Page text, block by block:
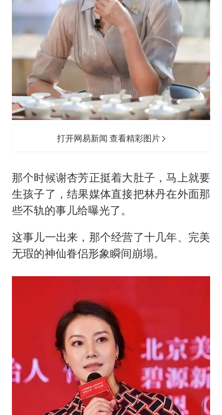
打开网易新闻 查看精彩图片
那个时候谢杏芳正挺着大肚子，马上就要
生孩子了，结果媒体直接把林丹在外面那
些不轨的事儿给曝光了。
这事儿一出来，那个经营了十几年、完美
无瑕的神仙眷侣形象瞬间崩塌。